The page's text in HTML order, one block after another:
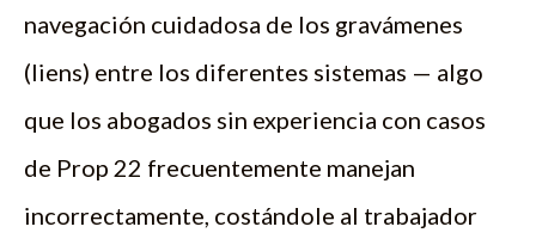
navegación cuidadosa de los gravámenes
(liens) entre los diferentes sistemas — algo
que los abogados sin experiencia con casos
de Prop 22 frecuentemente manejan
incorrectamente, costándole al trabajador